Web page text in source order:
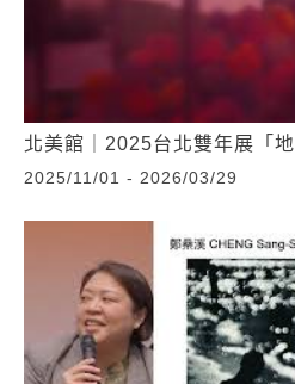
北美館｜2025台北雙年展「地
2025/11/01 - 2026/03/29